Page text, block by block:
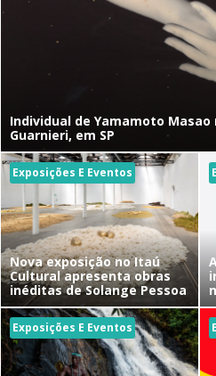
Individual de Yamamoto Masao
Guarnieri, em SP
Exposições E Eventos
Nova exposição no Itaú
Cultural apresenta obras
inéditas de Solange Pessoa
Exposições E Eventos